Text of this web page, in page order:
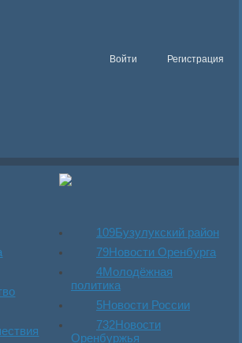
Войти Регистрация
109Бузулукский район
79Новости Оренбурга
4Молодёжная
политика
5Новости России
732Новости
Оренбуржья